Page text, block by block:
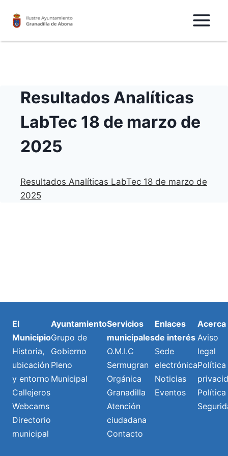
Resultados Analíticas
LabTec 18 de marzo de
2025
Resultados Analíticas LabTec 18 de marzo de
2025
El
Municipio
Historia,
ubicación
y entorno
Callejeros
Webcams
Directorio
municipal
Ayuntamiento
Grupo de
Gobierno
Pleno
Municipal
Servicios
municipales
O.M.I.C
Sermugran
Orgánica
Granadilla
Atención
ciudadana
Contacto
Enlaces
de interés
Sede
electrónica
Noticias
Eventos
Acerca
Aviso
legal
Política
Política